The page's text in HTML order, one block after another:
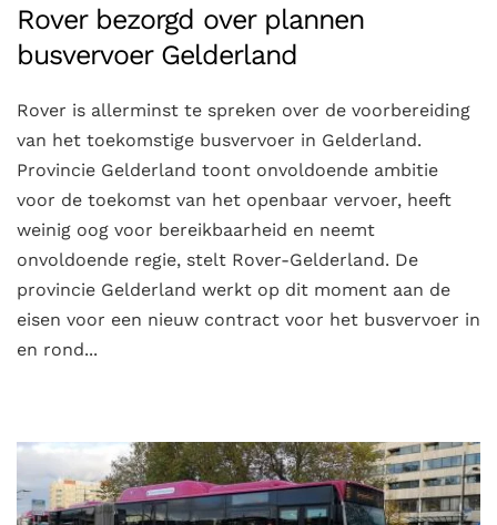
Rover bezorgd over plannen
busvervoer Gelderland
Rover is allerminst te spreken over de voorbereiding
van het toekomstige busvervoer in Gelderland.
Provincie Gelderland toont onvoldoende ambitie
voor de toekomst van het openbaar vervoer, heeft
weinig oog voor bereikbaarheid en neemt
onvoldoende regie, stelt Rover-Gelderland. De
provincie Gelderland werkt op dit moment aan de
eisen voor een nieuw contract voor het busvervoer in
en rond...